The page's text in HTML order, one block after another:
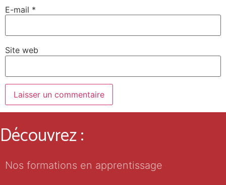
E-mail *
Site web
Découvrez :
Nos formations en apprentissage